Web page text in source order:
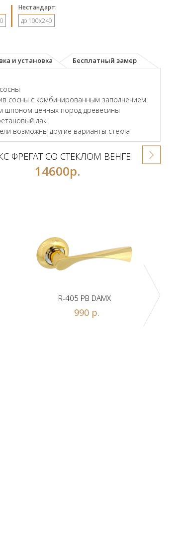
Hестандарт:
до 100x240
и установка Бесплатный замер
сосны с комбинированным заполнением
ценных пород древесины
лак
возможны другие варианты стекла
ФРЕГАТ СО СТЕКЛОМ ВЕНГЕ
14600р.
R-405 PB DAMX
990 р.